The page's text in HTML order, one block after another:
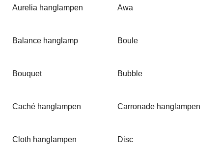
Aurelia hanglampen Awa
Balance hanglamp Boule
Bouquet Bubble
Caché hanglampen Carronade hanglampen
Cloth hanglampen Disc